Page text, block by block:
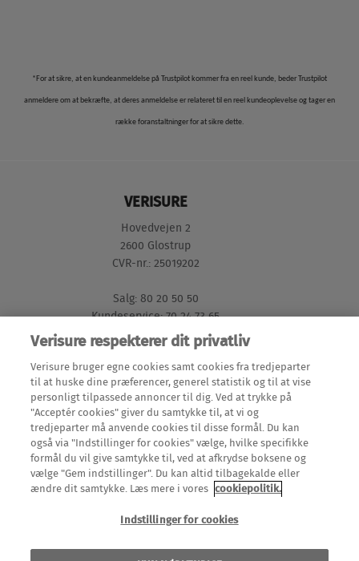
*For at sikre, at en kundeanmeldelse på Trustpilot kommer fra en reel kunde, beder Trustpilot
anmeldere om at bekræfte, at deres anmeldelse er relateret til en reel kundeoplevelse og tager en
række foranstaltninger for at sikre dette.
VERISURE
Hovedvejen 2
2600 Glostrup
CVR-nr.: 25019202
Salg: 80 20 50 50
Kundeservice: 70 24 73 65
GENVEJE
Mine Sider (login)
Meld en flytning
Teknisk dokumentation
LÆS MERE
Alarmer
Alarmsystemer
Overvågningssystem
OM OS
Verisure respekterer dit privatliv
Verisure bruger egne cookies samt cookies fra tredjeparter
til at huske dine præferencer, generel statistik og til at vise
personligt tilpassede annoncer til dig. Ved at trykke på
"Acceptér cookies" giver du samtykke til, at vi og
tredjeparter må anvende cookies til disse formål. Du kan
også via "Indstillinger for cookies" vælge, hvilke specifikke
formål du vil give samtykke til, ved at afkrydse boksene og
vælge "Gem indstillinger". Du kan altid tilbagekalde eller
ændre dit samtykke. Læs mere i vores
cookiepolitik.
Indstillinger for cookies